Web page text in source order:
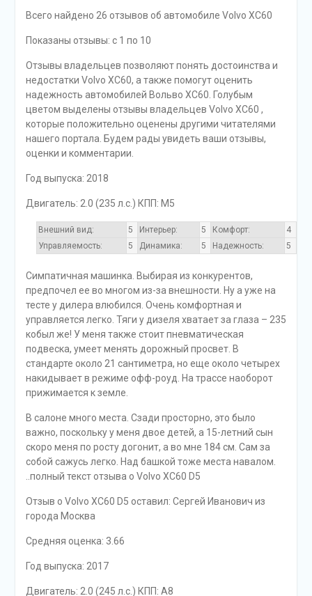
Всего найдено 26 отзывов об автомобиле Volvo XC60
Показаны отзывы: с 1 по 10
Отзывы владельцев позволяют понять достоинства и
недостатки Volvo XC60, а также помогут оценить
надежность автомобилей Вольво ХС60. Голубым
цветом выделены отзывы владельцев Volvo XC60 ,
которые положительно оценены другими читателями
нашего портала. Будем рады увидеть ваши отзывы,
оценки и комментарии.
Год выпуска: 2018
Двигатель: 2.0 (235 л.с.) КПП: M5
Внешний вид: 5 Интерьер: 5 Комфорт:
4
Управляемость:
5 Динамика: 5 Надежность: 5
Симпатичная машинка. Выбирая из конкурентов,
предпочел ее во многом из-за внешности. Ну а уже на
тесте у дилера влюбился. Очень комфортная и
управляется легко. Тяги у дизеля хватает за глаза – 235
кобыл же! У меня также стоит пневматическая
подвеска, умеет менять дорожный просвет. В
стандарте около 21 сантиметра, но еще около четырех
накидывает в режиме офф-роуд. На трассе наоборот
прижимается к земле.
В салоне много места. Сзади просторно, это было
важно, поскольку у меня двое детей, а 15-летний сын
скоро меня по росту догонит, а во мне 184 см. Сам за
собой сажусь легко. Над башкой тоже места навалом.
..полный текст отзыва о Volvo XC60 D5
Отзыв o Volvo XC60 D5 оставил: Сергей Иванович из
города Москва
Средняя оценка: 3.66
Год выпуска: 2017
Двигатель: 2.0 (245 л.с.) КПП: A8